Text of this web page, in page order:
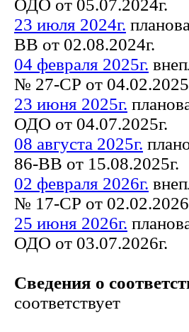
ОДО от 05.07.2024г.
23 июля 2024г.
ВВ от 02.08.2024г.
04 февраля 2025г.
№ 27-СР от
23 июня 2025г.
ОДО от 04.07.2025г.
08 августа 2025г.
86-ВВ от 15.08.2025г.
02 февраля 2026г.
№ 17-СР от 02.02.2026
25 июня 2026г.
ОДО от 03.07.2026г.
Сведения о
соответствует